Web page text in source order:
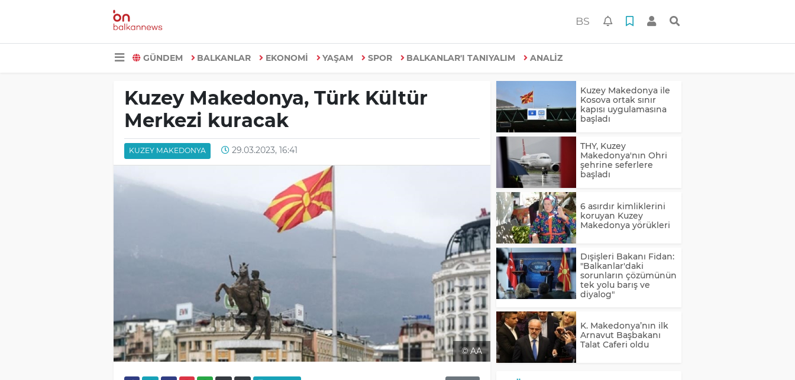
BS
GÜNDEM BALKANLAR EKONOMİ YAŞAM SPOR BALKANLAR'I TANIYALIM ANALİZ
Kuzey Makedonya, Türk Kültür
Merkezi kuracak
KUZEY MAKEDONYA 29.03.2023, 16:41
© AA
Kuzey Makedonya ile
Kosova ortak sınır
kapısı uygulamasına
başladı
THY, Kuzey
Makedonya'nın Ohri
şehrine seferlere
başladı
6 asırdır kimliklerini
koruyan Kuzey
Makedonya yörükleri
Dışişleri Bakanı Fidan:
"Balkanlar'daki
sorunların çözümünün
tek yolu barış ve
diyalog"
K. Makedonya’nın ilk
Arnavut Başbakanı
Talat Caferi oldu